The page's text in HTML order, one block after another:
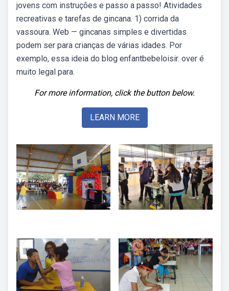
jovens com instruções e passo a passo! Atividades
recreativas e tarefas de gincana. 1) corrida da
vassoura. Web — gincanas simples e divertidas
podem ser para crianças de várias idades. Por
exemplo, essa ideia do blog enfantbebeloisir. over é
muito legal para.
For more information, click the button below.
LEARN MORE